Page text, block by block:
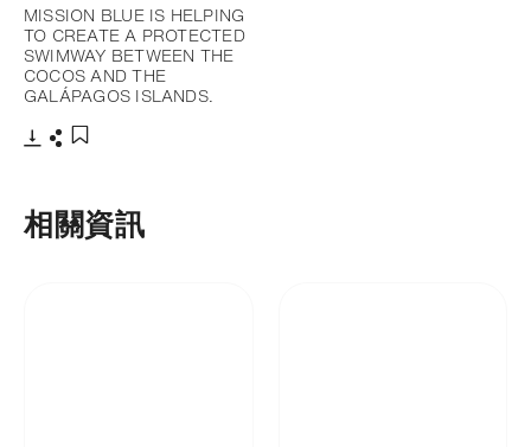
MISSION BLUE IS HELPING
TO CREATE A PROTECTED
SWIMWAY BETWEEN THE
COCOS AND THE
GALÁPAGOS ISLANDS.
相關資訊